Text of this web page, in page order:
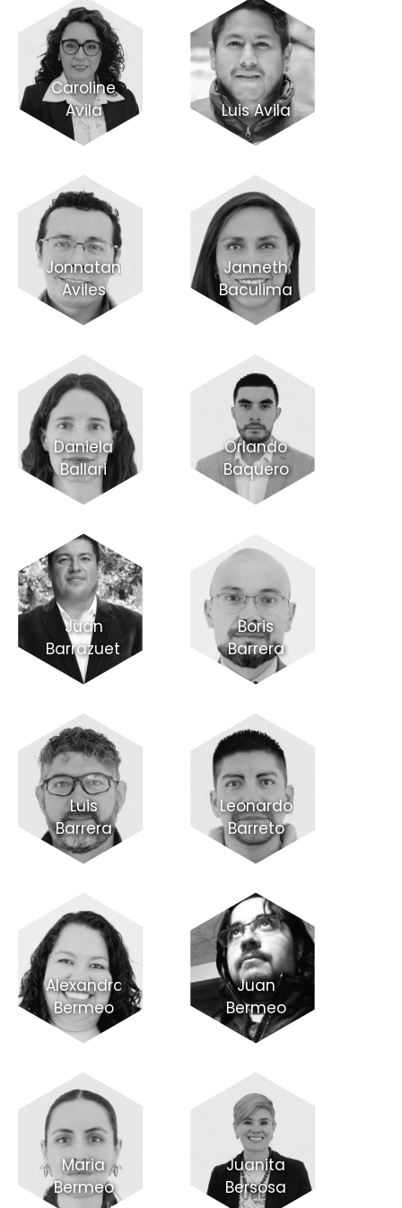
Caroline
Avila
Luis Avila
Jonnatan
Aviles
Janneth
Baculima
Daniela
Ballari
Orlando
Baquero
Juan
Barrazueta
Boris
Barrera
Luis
Barrera
Leonardo
Barreto
Alexandra
Bermeo
Juan
Bermeo
Maria
Bermeo
Juanita
Bersosa